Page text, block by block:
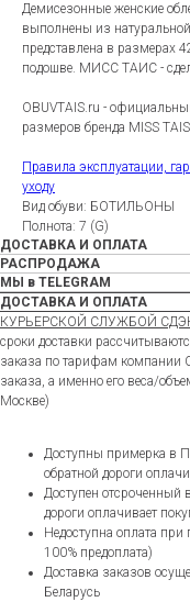
Демисезонные женские
выполнены из
представлена в размерах
подошве. МИСС ТАИС -
OBUVTAIS.ru -
размеров бренда MISS
Правила эксплуатации,
уходу
Вид обуви: БОТИЛЬОНЫ
Полнота: 7 (G)
ДОСТАВКА И ОПЛАТА
РАСПРОДАЖА
МЫ в TELEGRAM
ДОСТАВКА И ОПЛАТА
КУРЬЕРСКОЙ СЛУЖБОЙ
сроки доставки
заказа по тарифам компании
заказа, а именно его веса/
Москве)
Доступны примерка в
обратной дороги
Доступен отсроченный
дороги оплачивает
Недоступна оплата при
100% предоплата)
Доставка заказов
Беларусь